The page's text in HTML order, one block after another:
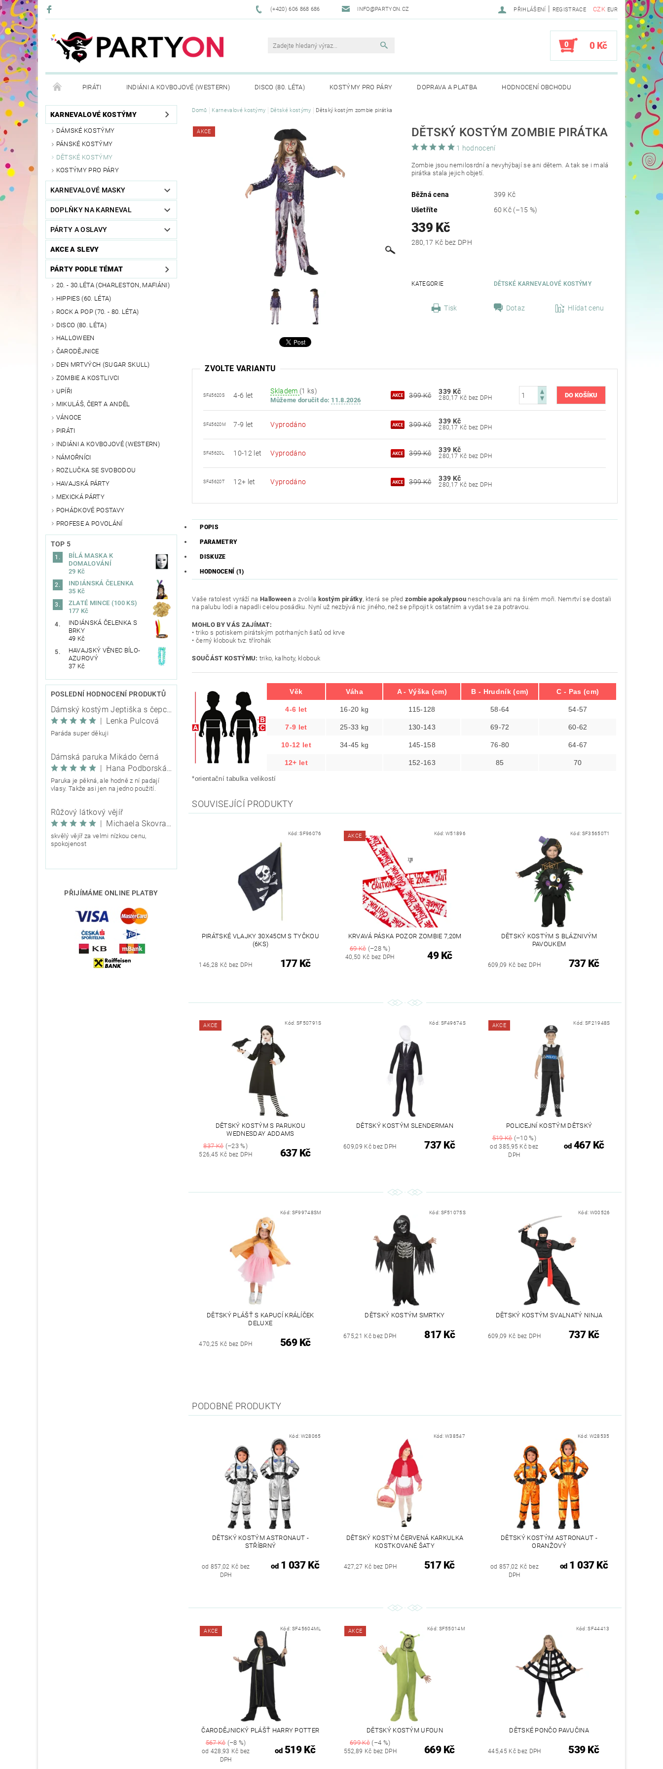
(+420) 606 868 686 INFO@PARTYON.CZ CZK EUR
PŘIHLÁŠENÍ | REGISTRACE
0 0 Kč
PIRÁTI INDIÁNI A KOVBOJOVÉ (WESTERN) DISCO (80. LÉTA) KOSTÝMY PRO PÁRY DOPRAVA A PLATBA HODNOCENÍ OBCHODU
KONTAKTY OBCHODNÍ PODMÍNKY VRÁCENÍ ZBOŽÍ REKLAMACE
KARNEVALOVÉ KOSTÝMY
DÁMSKÉ KOSTÝMY
PÁNSKÉ KOSTÝMY
DĚTSKÉ KOSTÝMY
KOSTÝMY PRO PÁRY
KARNEVALOVÉ MASKY
DOPLŇKY NA KARNEVAL
PÁRTY A OSLAVY
AKCE A SLEVY
PÁRTY PODLE TÉMAT
20. - 30.LÉTA (CHARLESTON, MAFIÁNI)
HIPPIES (60. LÉTA)
ROCK A POP (70. - 80. LÉTA)
DISCO (80. LÉTA)
HALLOWEEN
ČARODĚJNICE
DEN MRTVÝCH (SUGAR SKULL)
ZOMBIE A KOSTLIVCI
UPÍŘI
MIKULÁŠ, ČERT A ANDĚL
VÁNOCE
PIRÁTI
INDIÁNI A KOVBOJOVÉ (WESTERN)
NÁMOŘNÍCI
ROZLUČKA SE SVOBODOU
HAVAJSKÁ PÁRTY
MEXICKÁ PÁRTY
POHÁDKOVÉ POSTAVY
PROFESE A POVOLÁNÍ
TOP 5
BÍLÁ MASKA K
DOMALOVÁNÍ
29 Kč
INDIÁNSKÁ ČELENKA
35 Kč
ZLATÉ MINCE (100 KS)
177 Kč
INDIÁNSKÁ ČELENKA S
BRKY
49 Kč
HAVAJSKÝ VĚNEC BÍLO-
AZUROVÝ
37 Kč
POSLEDNÍ HODNOCENÍ PRODUKTŮ
Dámský kostým Jeptiška s čepcem
Lenka Pulcová
Paráda super děkuji
Dámská paruka Mikádo černá
Hana Podborská TRIXIE
Paruka je pěkná, ale hodně z ní padají
vlasy. Takže asi jen na jedno použití.
Růžový látkový vějíř
Michaela Škovranová
skvělý vějíř za velmi nízkou cenu,
spokojenost
PŘIJÍMÁME ONLINE PLATBY
Domů Karnevalové kostýmy Dětské kostýmy Dětský kostým zombie pirátka
AKCE DĚTSKÝ KOSTÝM ZOMBIE PIRÁTKA
1 hodnocení
Zombie jsou nemilosrdní a nevyhýbají se ani dětem. A tak se i malá
pirátka stala jejich objetí.
Běžná cena
399 Kč
Ušetříte
60 Kč (–15 %)
339 Kč
280,17 Kč bez DPH
KATEGORIE DĚTSKÉ KARNEVALOVÉ KOSTÝMY
Tisk Dotaz Hlídat cenu
ZVOLTE VARIANTU
SF45620S 4-6 let
Skladem (1 ks)
Můžeme doručit do: 11.8.2026
399 Kč 339 Kč
280,17 Kč bez DPH
SF45620M 7-9 let Vyprodáno 399 Kč 339 Kč
280,17 Kč bez DPH
SF45620L 10-12 let Vyprodáno 399 Kč 339 Kč
280,17 Kč bez DPH
SF45620T 12+ let Vyprodáno 399 Kč 339 Kč
280,17 Kč bez DPH
POPIS
PARAMETRY
DISKUZE
HODNOCENÍ (1)
Vaše ratolest vyráží na Halloweena zvolila kostým pirátky, která se předzombie apokalypsouneschovala ani na širém moři. Nemrtví se dostali
na palubu lodi a napadli celou posádku. Nyní už nezbývá nic jiného, než se připojit k ostatním a vydat se za potravou.
MOHLO BY VÁS ZAJÍMAT:
• triko s potiskem pirátským potrhaných šatů od krve
• černý klobouk tvz. třírohák
SOUČÁST KOSTÝMU: triko, kalhoty, klobouk
Věk Váha A - Výška (cm) B - Hrudník (cm) C - Pas (cm)
4-6 let 16-20 kg 115-128 58-64 54-57
7-9 let 25-33 kg 130-143 69-72 60-62
10-12 let 34-45 kg 145-158 76-80 64-67
12+ let 152-163 85 70
*orientační tabulka velikostí
SOUVISEJÍCÍ PRODUKTY
Kód:SF96076
PIRÁTSKÉ VLAJKY 30X45CM S TYČKOU
(6KS)
146,28 Kč bez DPH 177 Kč
AKCE Kód:W51896
KRVAVÁ PÁSKA POZOR ZOMBIE 7,20M
69 Kč(–28 %)
40,50 Kč bez DPH 49 Kč
Kód: SF35650T1
DĚTSKÝ KOSTÝM S BLÁZNIVÝM
PAVOUKEM
609,09 Kč bez DPH 737 Kč
AKCE Kód: SF50791S
DĚTSKÝ KOSTÝM S PARUKOU
WEDNESDAY ADDAMS
837 Kč(–23 %)
526,45 Kč bez DPH 637 Kč
Kód: SF49674S
DĚTSKÝ KOSTÝM SLENDERMAN
609,09 Kč bez DPH 737 Kč
AKCE Kód:SF21948S
POLICEJNÍ KOSTÝM DĚTSKÝ
519 Kč(–10 %)
od 385,95 Kč bez
DPH
od467 Kč
Kód: SF99748SM
DĚTSKÝ PLÁŠŤ S KAPUCÍ KRÁLÍČEK
DELUXE
470,25 Kč bez DPH 569 Kč
Kód: SF51075S
DĚTSKÝ KOSTÝM SMRTKY
675,21 Kč bez DPH 817 Kč
Kód: W00526
DĚTSKÝ KOSTÝM SVALNATÝ NINJA
609,09 Kč bez DPH 737 Kč
PODOBNÉ PRODUKTY
Kód: W28065
DĚTSKÝ KOSTÝM ASTRONAUT -
STŘÍBRNÝ
od 857,02 Kč bez
DPH
od1 037 Kč
Kód:W38547
DĚTSKÝ KOSTÝM ČERVENÁ KARKULKA
KOSTKOVANÉ ŠATY
427,27 Kč bez DPH 517 Kč
Kód: W28535
DĚTSKÝ KOSTÝM ASTRONAUT -
ORANŽOVÝ
od 857,02 Kč bez
DPH
od1 037 Kč
AKCE Kód: SF45604ML
ČARODĚJNICKÝ PLÁŠŤ HARRY POTTER
567 Kč(–8 %)
od 428,93 Kč bez
DPH
od519 Kč
AKCE Kód: SF55014M
DĚTSKÝ KOSTÝM UFOUN
699 Kč (–4 %)
552,89 Kč bez DPH 669 Kč
Kód:SF44413
DĚTSKÉ PONČO PAVUČINA
445,45 Kč bez DPH 539 Kč